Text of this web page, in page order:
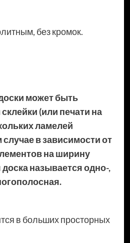
без кромок.
может быть
(или печати на
ламелей
в зависимости от
на ширину
называется одно-,
в больших просторных